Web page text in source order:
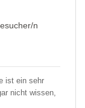
n
ist ein sehr
nicht wissen,